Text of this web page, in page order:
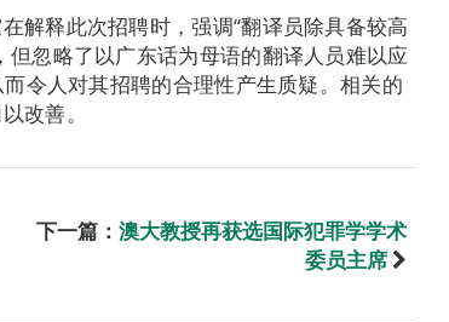
解释此次招聘时，强调“翻译员除具备较高
忽略了以广东话为母语的翻译人员难以应
令人对其招聘的合理性产生质疑。相关的
改善。
下一篇： 澳大教授再获选国际犯罪学学术
委员主席